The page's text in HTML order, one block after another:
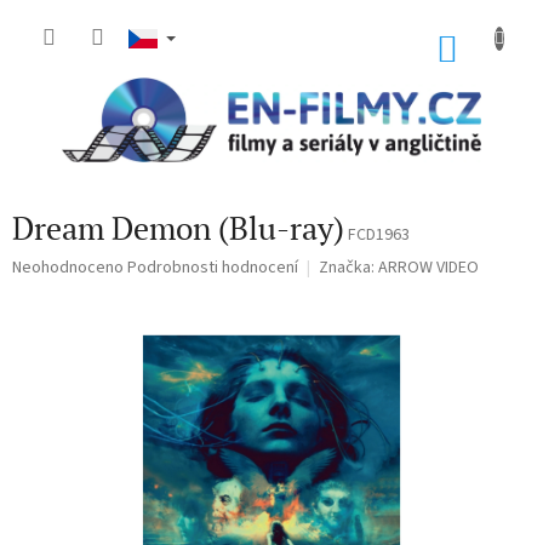
Dream Demon (Blu-ray) FCD1963
Průměrné
Neohodnoceno Podrobnosti hodnocení Značka: ARROW VIDEO